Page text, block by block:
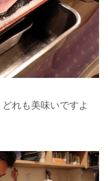
どれも美味いですよ